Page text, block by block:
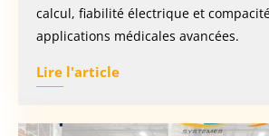
calcul, fiabilité électrique et
applications médicales avancées.
Lire l'article